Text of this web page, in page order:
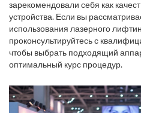
зарекомендовали себя как
устройства. Если вы
использования лазерного
проконсультируйтесь с
чтобы выбрать подходящий
оптимальный курс процедур.